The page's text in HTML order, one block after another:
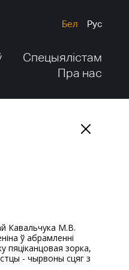
Бел Рус
Спецыялістам
Пра нас
ў абрамленні
пяціканцовая зорка,
- чырвоны сцяг з